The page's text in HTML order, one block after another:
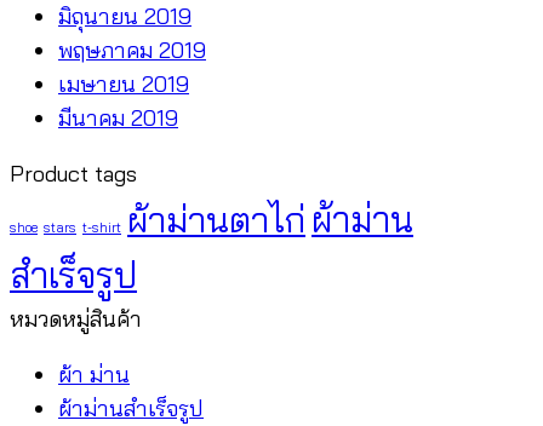
มิถุนายน 2019
พฤษภาคม 2019
เมษายน 2019
มีนาคม 2019
Product tags
shoe stars t-shirt ผ้าม่านตาไก่ ผ้าม่าน
สำเร็จรูป
หมวดหมู่สินค้า
ผ้า ม่าน
ผ้าม่านสำเร็จรูป